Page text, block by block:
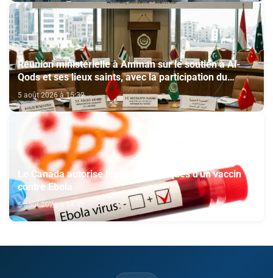
Réunion ministérielle à Amman sur le soutien à Al-
Qods et ses lieux saints, avec la participation du
Maroc
5 août 2026 à 15:32
Le Canada autorise les essais cliniques d'un vaccin
contre Ebola
5 août 2026 à 14:42